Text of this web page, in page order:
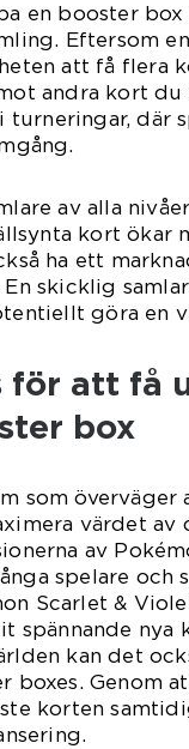
en booster
Eftersom
att få flera
andra kort du
turneringar, där
av alla
kort ökar
ha ett
En skicklig
göra en
för att få
box
som
värdet
av
spelare och
Scarlet &
spännande nya
kan det
boxes. Genom
korten